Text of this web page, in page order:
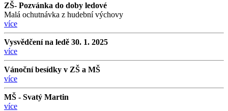
ZŠ- Pozvánka do doby ledové
Malá ochutnávka z hudební výchovy
více
Vysvědčení na ledě 30. 1. 2025
více
Vánoční besídky v ZŠ a MŠ
více
MŠ - Svatý Martin
více